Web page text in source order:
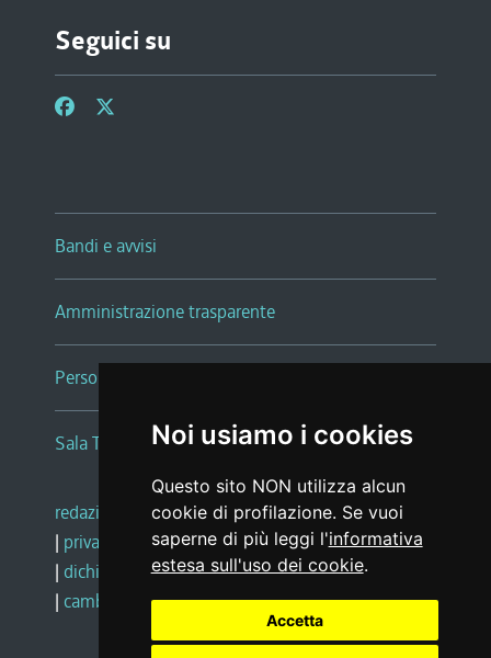
Noi usiamo i cookies
Questo sito NON utilizza alcun
cookie di profilazione. Se vuoi
saperne di più leggi l'informativa
estesa sull'uso dei cookie.
Accetta
Seguici su
Bandi e avvisi
Amministrazione trasparente
Persone e Uffici
Sala Tiziano Tessitori
redazione web |note legali |glossario
| privacy
social media policy
| dichiarazione di accessibilità |feedback
| cambio preferenze cookie